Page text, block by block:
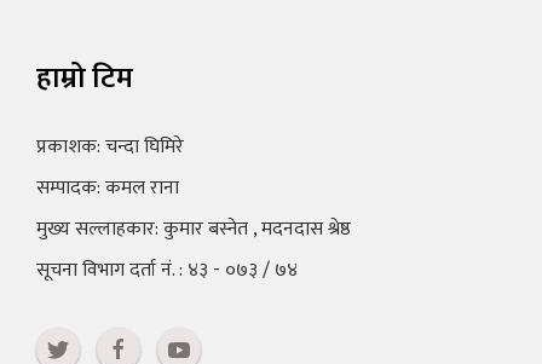
हाम्रो टिम
प्रकाशक: चन्दा घिमिरे
सम्पादक: कमल राना
मुख्य सल्लाहकार: कुमार बस्नेत , मदनदास श्रेष्ठ
सूचना विभाग दर्ता नं. : ४३ - ०७३ / ७४